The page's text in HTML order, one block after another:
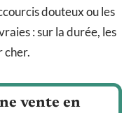
douteux ou les
: sur la durée, les
cher.
vente en